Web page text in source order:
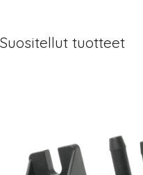
Suositellut tuotteet